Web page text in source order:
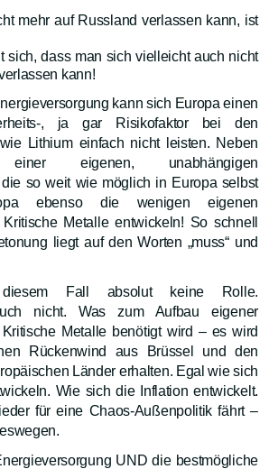
mehr auf Russland verlassen kann, ist
sich, dass man sich vielleicht auch nicht
kann!
kann sich Europa einen
, ja gar Risikofaktor bei den
Lithium einfach nicht leisten. Neben
eigenen, unabhängigen
die so weit wie möglich in Europa selbst
ebenso die wenigen eigenen
Metalle entwickeln! So schnell
liegt auf den Worten „muss“ und
Fall absolut keine Rolle.
nicht. Was zum Aufbau eigener
Kritische Metalle benötigt wird – es wird
Rückenwind aus Brüssel und den
Länder erhalten. Egal wie sich
Wie sich die Inflation entwickelt.
für eine Chaos-Außenpolitik fährt –
UND die bestmögliche